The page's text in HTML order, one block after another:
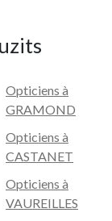
Opticiens à
GRAMOND
Opticiens à
CASTANET
Opticiens à
VAUREILLES